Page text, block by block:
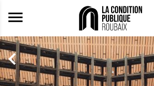
Aller au contenu principal